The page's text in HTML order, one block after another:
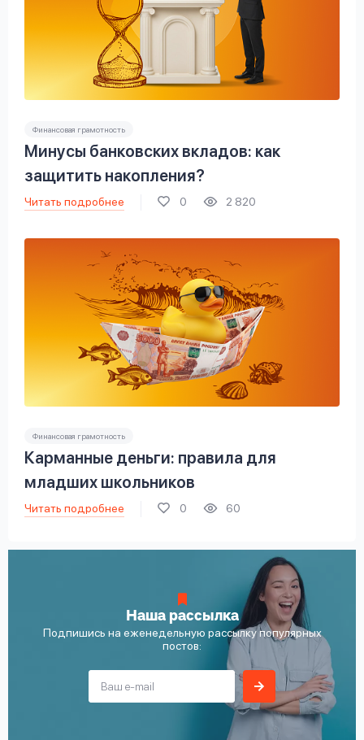
Финансовая грамотность
Минусы банковских вкладов: как
защитить накопления?
Читать подробнее 0 2 820
Финансовая грамотность
Карманные деньги: правила для
младших школьников
Читать подробнее 0 60
Наша рассылка
Подпишись на еженедельную рассылку популярных
постов: